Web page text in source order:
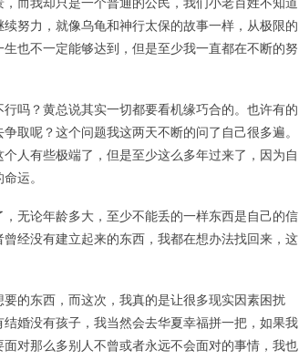
努力，就像乌龟和神行太保的故事一样，从极限的
也不一定能够达到，但是至少我一直都在不断的努
吗？黄总说其实一切都要看机缘巧合的。也许有的
取呢？这个问题我这两天不断的问了自己很多遍。
人有些极端了，但是至少这么多年过来了，因为自
运。
无论年龄多大，至少不能丢的一样东西是自己的信
经没有建立起来的东西，我都在想办法找回来，这
的东西，而这次，我真的是让很多现实因素困扰
婚没有孩子，我当然会去华夏幸福拼一把，如果我
对那么多别人不曾或者永远不会面对的事情，我也